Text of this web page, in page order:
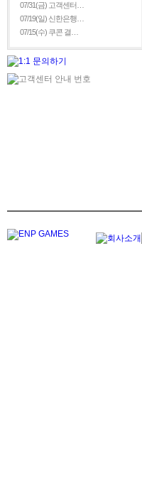
07/31(금) 고객센터…
07/19(일) 신한은행…
07/15(수) 쿠콘 결…